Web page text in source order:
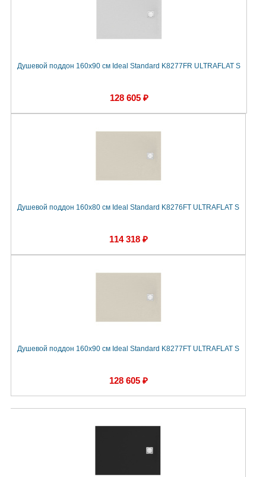
Душевой поддон 160х90 см Ideal Standard K8277FR ULTRAFLAT S
128 605 ₽
Душевой поддон 160х80 см Ideal Standard K8276FT ULTRAFLAT S
114 318 ₽
Душевой поддон 160х90 см Ideal Standard K8277FT ULTRAFLAT S
128 605 ₽